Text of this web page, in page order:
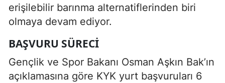
erişilebilir barınma alternatiflerinden biri
olmaya devam ediyor.
BAŞVURU SÜRECI
Gençlik ve Spor Bakanı Osman Aşkın Bak’ın
açıklamasına göre KYK yurt başvuruları 6